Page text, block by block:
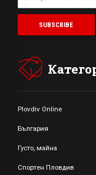
Plovdiv Online
България
Густо, майна
Спортен Пловдив